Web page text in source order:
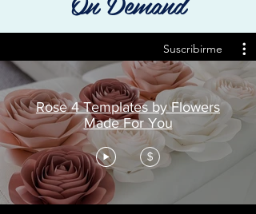
Suscribirme
Rose 4 Templates by Flowers
Made For You
$